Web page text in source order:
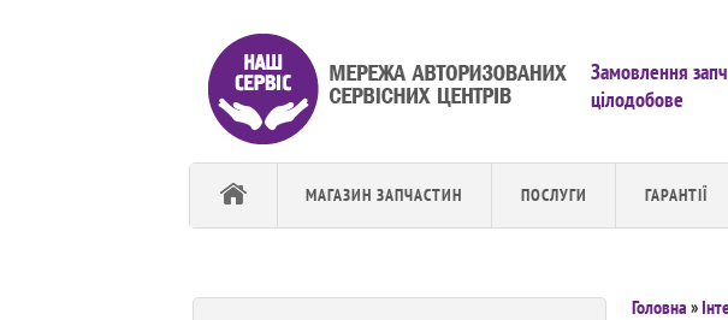
Замовлення
цілодобове
МАГАЗИН ЗАПЧАСТИН ПОСЛУГИ ГАРАНТІЇ
Головна »